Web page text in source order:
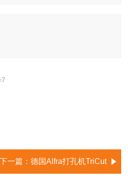
下一篇： 德国Alfra打孔机TriCut